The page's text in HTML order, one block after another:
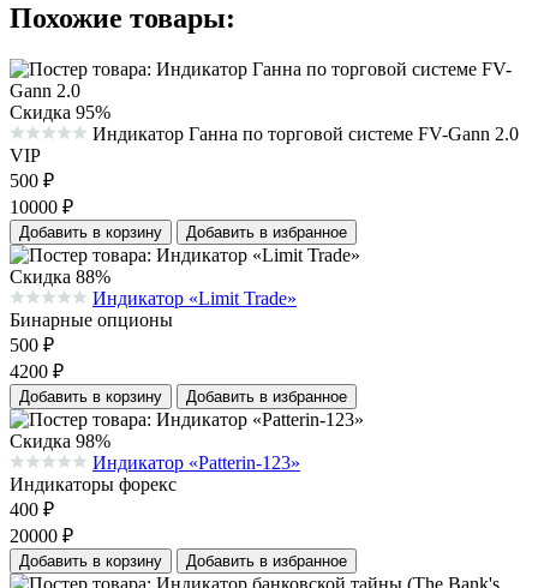
Похожие товары:
Скидка 95%
Средняя оценка 0.0 из 5 на основании 0 голосов
Индикатор Ганна по торговой системе FV-Gann 2.0
VIP
500 ₽
10000 ₽
Добавить в корзину Добавить в избранное
Скидка 88%
Средняя оценка 0.0 из 5 на основании 0 голосов
Индикатор «Limit Trade»
Бинарные опционы
500 ₽
4200 ₽
Добавить в корзину Добавить в избранное
Скидка 98%
Средняя оценка 0.0 из 5 на основании 0 голосов
Индикатор «Patterin-123»
Индикаторы форекс
400 ₽
20000 ₽
Добавить в корзину Добавить в избранное